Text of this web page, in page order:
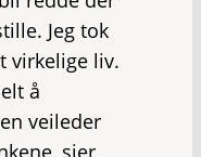
Jeg tok
virkelige liv.
å
veileder
sier